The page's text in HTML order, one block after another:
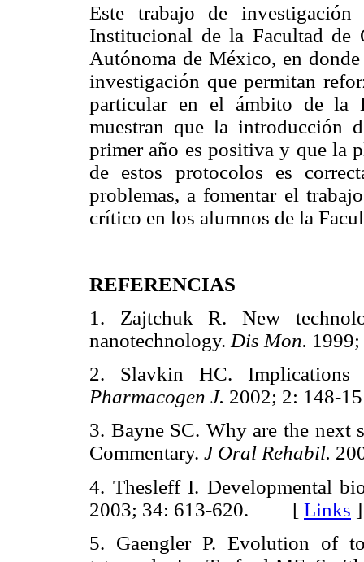
Este trabajo de
Institucional de la Facultad de
Autónoma de México, en
investigación que permitan
particular en el ámbito de la
muestran que la introducción
primer año es positiva y que la
de estos protocolos es
problemas, a fomentar el
crítico en los alumnos de la
REFERENCIAS
1. Zajtchuk R. New
nanotechnology. Dis Mon.
2. Slavkin HC. Implications
Pharmacogen J. 2002; 2:
3. Bayne SC. Why are the next
Commentary. J Oral Rehabil.
4. Thesleff I. Developmental
2003; 34: 613-620. [ Links ]
5. Gaengler P. Evolution of